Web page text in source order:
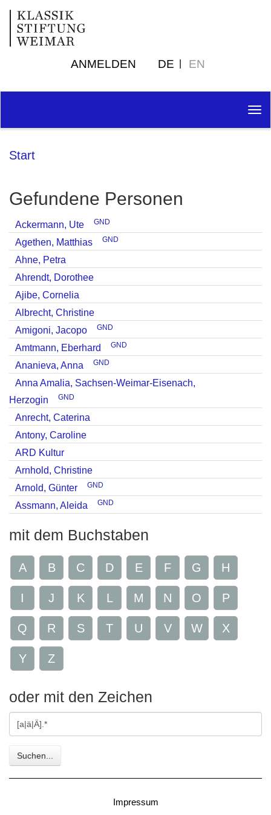
ANMELDEN DE EN
Start
Gefundene Personen
Ackermann, Ute GND
Agethen, Matthias GND
Ahne, Petra
Ahrendt, Dorothee
Ajibe, Cornelia
Albrecht, Christine
Amigoni, Jacopo
GND
Amtmann, Eberhard GND
Ananieva, Anna GND
Anna Amalia, Sachsen-Weimar-Eisenach,
Herzogin
GND
Anrecht, Caterina
Antony, Caroline
ARD Kultur
Arnhold, Christine
Arnold, Günter
GND
Assmann, Aleida GND
mit dem Buchstaben
A B C D E F G H
I J K L M N O P
Q R S T U V W X
Y Z
oder mit den Zeichen
Gesuchte
Zeichen
Suchen...
Impressum